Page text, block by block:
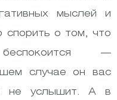
мыслей и
спорить о том, что
—
случае он вас
не услышит. А в